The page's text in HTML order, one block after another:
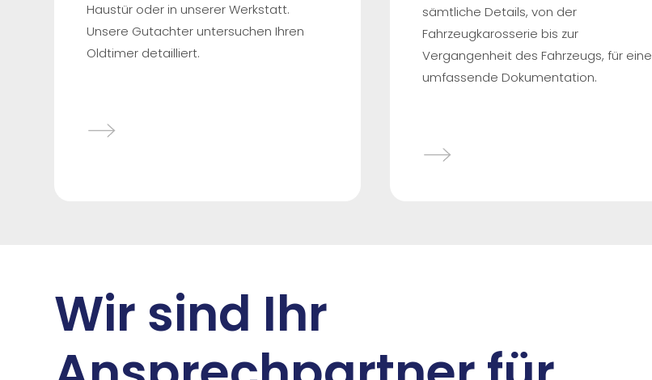
Haustür oder in unserer Werkstatt.
Unsere Gutachter untersuchen Ihren
Oldtimer detailliert.
sämtliche Details, von der
Fahrzeugkarosserie bis zur
Vergangenheit des Fahrzeugs, für eine
umfassende Dokumentation.
Wir sind Ihr